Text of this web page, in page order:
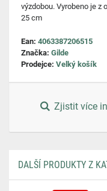
výzdobou. Vyrobeno je z
25 cm
Ean: 4063387206515
Značka: Gilde
Prodejce: Velký košík
Zjistit více
DALŠÍ PRODUKTY Z